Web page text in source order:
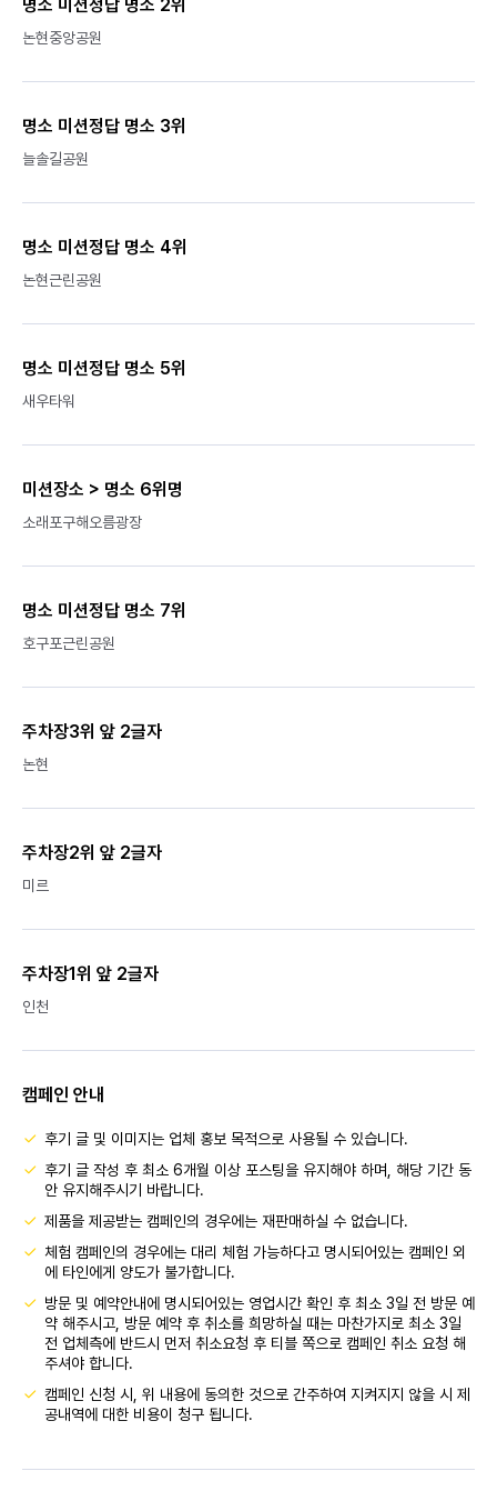
명소 미션정답 명소 2위
논현중앙공원
명소 미션정답 명소 3위
늘솔길공원
명소 미션정답 명소 4위
논현근린공원
명소 미션정답 명소 5위
새우타워
미션장소 > 명소 6위명
소래포구해오름광장
명소 미션정답 명소 7위
호구포근린공원
주차장3위 앞 2글자
논현
주차장2위 앞 2글자
미르
주차장1위 앞 2글자
인천
캠페인 안내
후기 글 및 이미지는 업체 홍보 목적으로 사용될 수 있습니다.
후기 글 작성 후 최소 6개월 이상 포스팅을 유지해야 하며, 해당 기간 동
안 유지해주시기 바랍니다.
제품을 제공받는 캠페인의 경우에는 재판매하실 수 없습니다.
체험 캠페인의 경우에는 대리 체험 가능하다고 명시되어있는 캠페인 외
에 타인에게 양도가 불가합니다.
방문 및 예약안내에 명시되어있는 영업시간 확인 후 최소 3일 전 방문 예
약 해주시고, 방문 예약 후 취소를 희망하실 때는 마찬가지로 최소 3일
전 업체측에 반드시 먼저 취소요청 후 티블 쪽으로 캠페인 취소 요청 해
주셔야 합니다.
캠페인 신청 시, 위 내용에 동의한 것으로 간주하여 지켜지지 않을 시 제
공내역에 대한 비용이 청구 됩니다.